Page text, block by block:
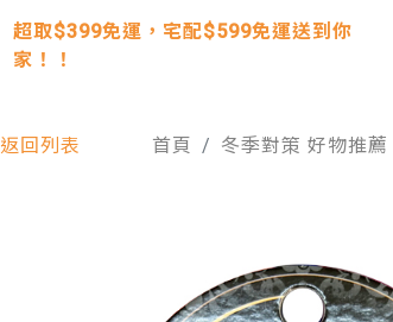
超取$399免運，宅配$599免運送到你
家！！
返回列表 首頁 冬季對策 好物推薦